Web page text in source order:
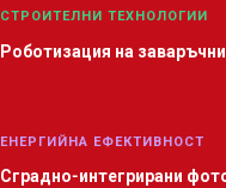
СТРОИТЕЛНИ ТЕХНОЛОГИИ
Роботизация на
ЕНЕРГИЙНА ЕФЕКТИВНОСТ
Сградно-интегрирани